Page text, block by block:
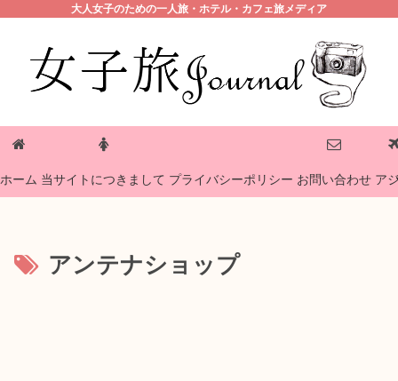
大人女子のための一人旅・ホテル・カフェ旅メディア
ホーム 当サイトにつきまして プライバシーポリシー お問い合わせ ア
アンテナショップ